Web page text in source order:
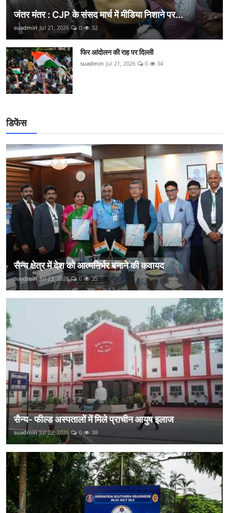
जंतर मंतर : CJP के संसद मार्च में मीडिया निशाने पर...
suadmin Jul 21, 2026 0 32
फिर आंदोलन की राह पर दिल्ली
suadmin Jul 21, 2026 0 34
डिफेंस
सैन्य क्षेत्र में देश को आत्मनिर्भर बनाने की कवायद
suadmin Jul 23, 2026 0 35
सैन्य- फील्ड अस्पतालों में मिले प्राचीन आयुष इलाज
suadmin Jul 22, 2026 0 38